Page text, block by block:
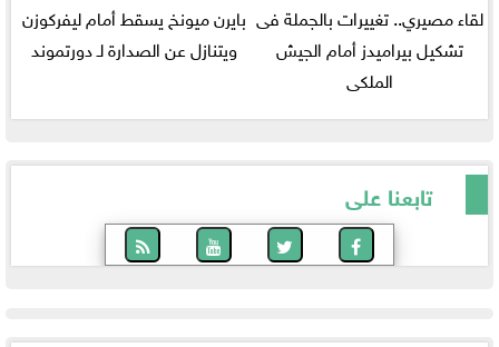
لقاء مصيري.. تغييرات بالجملة فى
تشكيل بيراميدز أمام الجيش
الملكى
بايرن ميونخ يسقط أمام ليفركوزن
ويتنازل عن الصدارة لـ دورتموند
تابعنا على